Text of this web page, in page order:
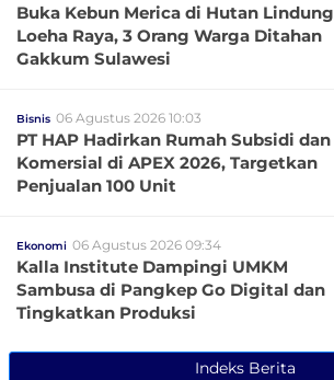
Buka Kebun Merica di Hutan Lindung
Loeha Raya, 3 Orang Warga Ditahan
Gakkum Sulawesi
Bisnis 06 Agustus 2026 10:03
PT HAP Hadirkan Rumah Subsidi dan
Komersial di APEX 2026, Targetkan
Penjualan 100 Unit
Ekonomi 06 Agustus 2026 09:34
Kalla Institute Dampingi UMKM
Sambusa di Pangkep Go Digital dan
Tingkatkan Produksi
Indeks Berita